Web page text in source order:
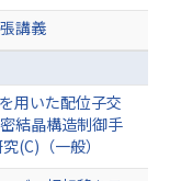
講義
用いた配位子交
結晶構造制御手
(C)（一般）